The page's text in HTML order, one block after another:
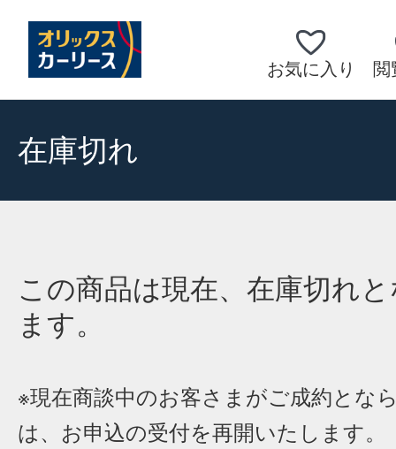
お気に入り 閲
在庫切れ
この商品は現在、在庫切れ
ます。
※現在商談中のお客さまがご成約とな
は、お申込の受付を再開いたします。